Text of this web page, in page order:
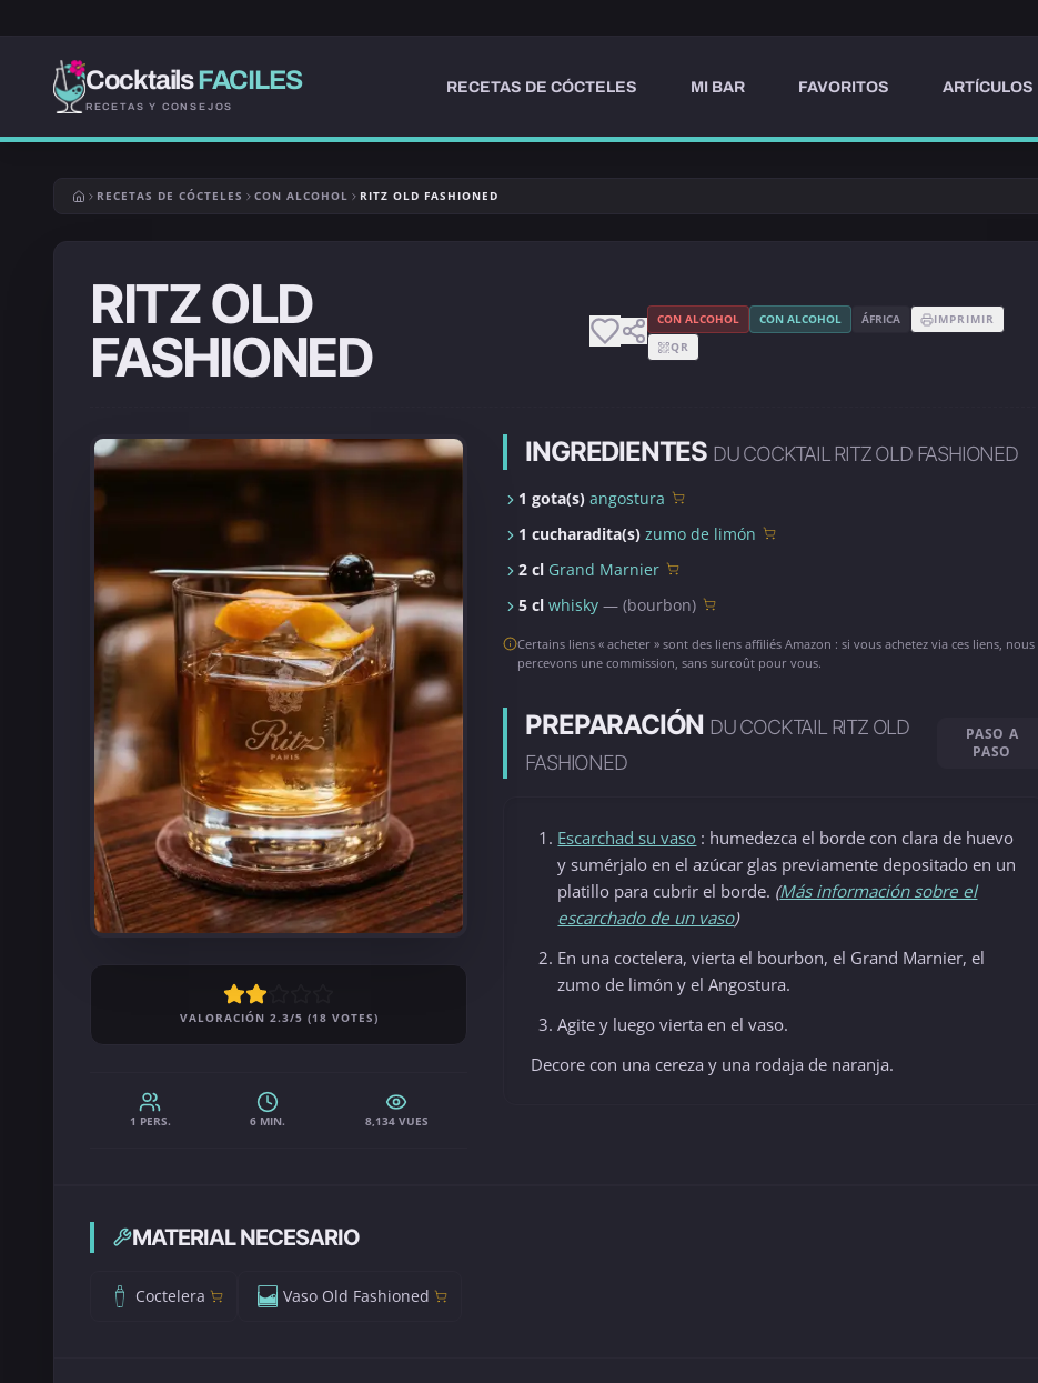
CocktailsFACILES
RECETAS Y CONSEJOS
RECETAS DE CÓCTELES MI BAR FAVORITOS ARTÍCULOS
RECETAS DE CÓCTELES CON ALCOHOL RITZ OLD FASHIONED
RITZ OLD
FASHIONED
CON ALCOHOL CON ALCOHOL ÁFRICA
IMPRIMIR
QR
VALORACIÓN 2.3/5 (18 VOTES)
1 PERS. 6 MIN. 8,134 VUES
INGREDIENTES DU COCKTAIL RITZ OLD FASHIONED
1 gota(s)angostura
1 cucharadita(s)zumo de limón
2 cl Grand Marnier
5 clwhisky — (bourbon)
Certains liens « acheter » sont des liens affiliés Amazon : si vous achetez via ces liens, nous
percevons une commission, sans surcoût pour vous.
PREPARACIÓN DU COCKTAIL RITZ OLD
FASHIONED
PASO A
PASO
Escarchad su vaso : humedezca el borde con clara de huevo
y sumérjalo en el azúcar glas previamente depositado en un
platillo para cubrir el borde. (Más información sobre el
escarchado de un vaso)
En una coctelera, vierta el bourbon, el Grand Marnier, el
zumo de limón y el Angostura.
Agite y luego vierta en el vaso.
Decore con una cereza y una rodaja de naranja.
MATERIAL NECESARIO
Coctelera Vaso Old Fashioned